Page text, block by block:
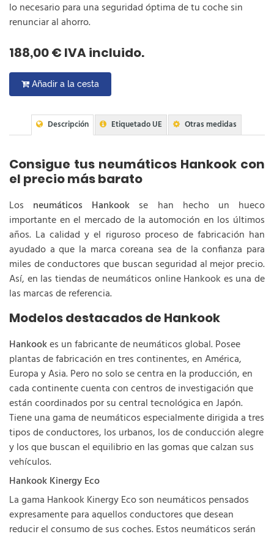
lo necesario para una seguridad óptima de tu coche sin
renunciar al ahorro.
188,00 € IVA incluido.
Añadir a la cesta
Descripción Etiquetado UE Otras medidas
Consigue tus neumáticos Hankook con
el precio más barato
Los neumáticos Hankook se han hecho un hueco
importante en el mercado de la automoción en los últimos
años. La calidad y el riguroso proceso de fabricación han
ayudado a que la marca coreana sea de la confianza para
miles de conductores que buscan seguridad al mejor precio.
Así, en las tiendas de neumáticos online Hankook es una de
las marcas de referencia.
Modelos destacados de Hankook
Hankookes un fabricante de neumáticos global. Posee
plantas de fabricación en tres continentes, en América,
Europa y Asia. Pero no solo se centra en la producción, en
cada continente cuenta con centros de investigación que
están coordinados por su central tecnológica en Japón.
Tiene una gama de neumáticos especialmente dirigida a tres
tipos de conductores, los urbanos, los de conducción alegre
y los que buscan el equilibrio en las gomas que calzan sus
vehículos.
Hankook Kinergy Eco
La gama Hankook Kinergy Eco son neumáticos pensados
expresamente para aquellos conductores que desean
reducir el consumo de sus coches. Estos neumáticos serán